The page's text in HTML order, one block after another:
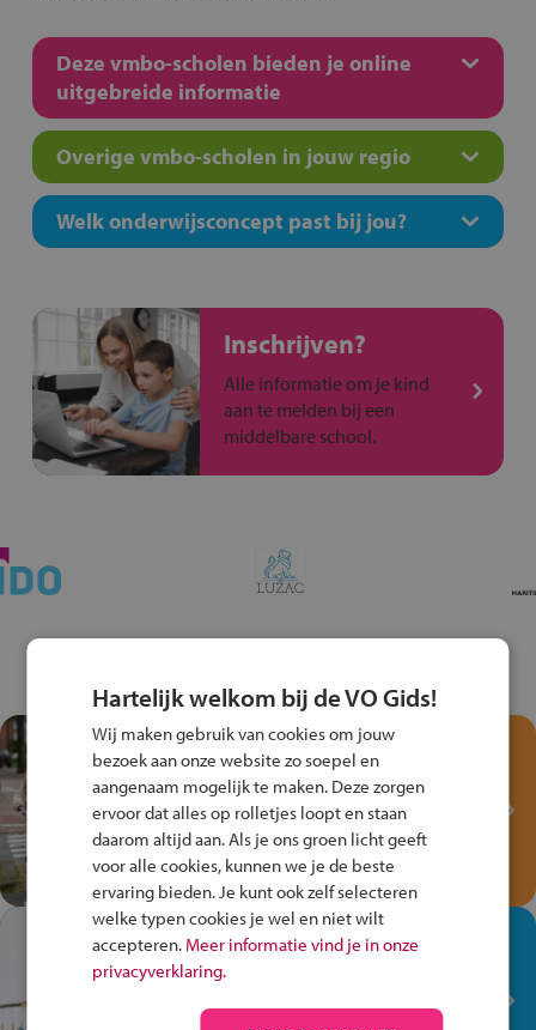
Deze vmbo-scholen bieden je online
uitgebreide informatie
Overige vmbo-scholen in jouw regio
Welk onderwijsconcept past bij jou?
Inschrijven?
Alle informatie om je kind
aan te melden bij een
middelbare school.
Test je kennis met het
Fiets Veilig
Verkeersspel!
Speel het Fiets Veilig Verkeersspel
en win een Cortina-fiets!
In de winkel ben je op je
plek!
Ontdek via het vmbo jouw talent
Hartelijk welkom bij de VO Gids!
Wij maken gebruik van cookies om jouw
bezoek aan onze website zo soepel en
aangenaam mogelijk te maken. Deze zorgen
ervoor dat alles op rolletjes loopt en staan
daarom altijd aan. Als je ons groen licht geeft
voor alle cookies, kunnen we je de beste
ervaring bieden. Je kunt ook zelf selecteren
welke typen cookies je wel en niet wilt
accepteren. Meer informatie vind je in onze
privacyverklaring.